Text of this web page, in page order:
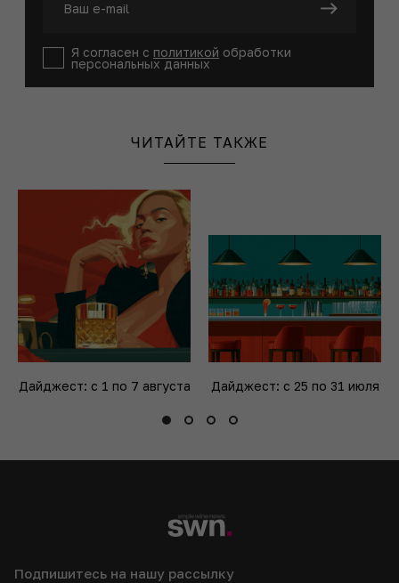
Я согласен с политикой обработки
персональных данных
ЧИТАЙТЕ ТАКЖЕ
Дайджест: с 1 по 7 августа Дайджест: с 25 по 31 июля
Подпишитесь на нашу рассылку